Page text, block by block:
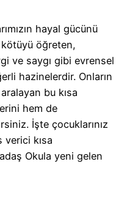
hayal gücünü
öğreten,
ve saygı gibi evrensel
hazinelerdir. Onların
bu kısa
hem de
İşte çocuklarınız
kısa
Okula yeni gelen